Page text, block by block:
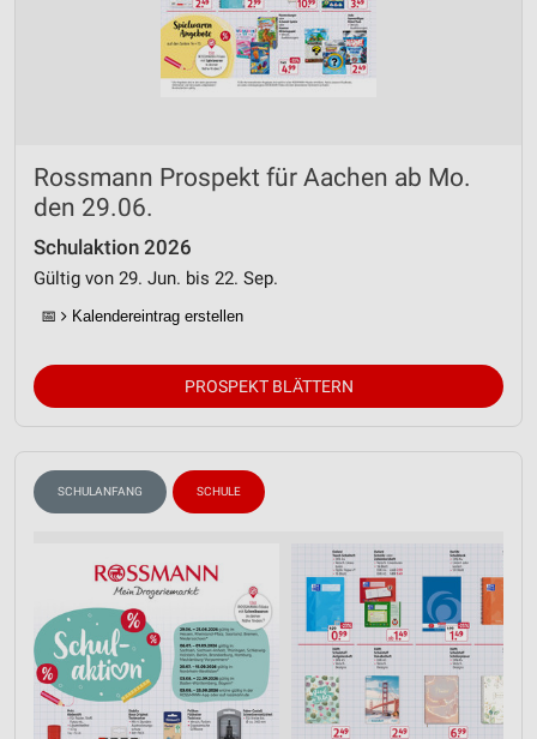
Rossmann Prospekt für Aachen ab Mo.
den 29.06.
Schulaktion 2026
Gültig von 29. Jun. bis 22. Sep.
📅 Kalendereintrag erstellen
PROSPEKT BLÄTTERN
SCHULANFANG SCHULE